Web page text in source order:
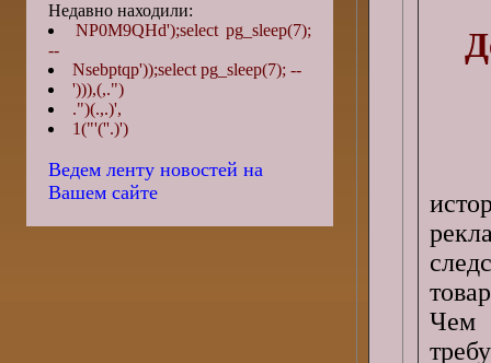
Чем
Недавно находили:
NP0M9QHd');select pg_sleep(7);
--
Nsebptqp'));select pg_sleep(7); --
'))),(,.")
.")(.,.)',
1("'(''.)')
Ведем ленту новостей на
Вашем сайте